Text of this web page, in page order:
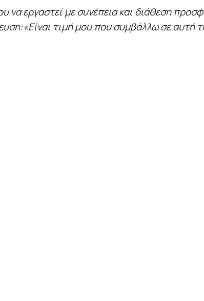
να εργαστεί με συνέπεια και διάθεση
«Είναι τιμή μου που συμβάλλω σε αυτή